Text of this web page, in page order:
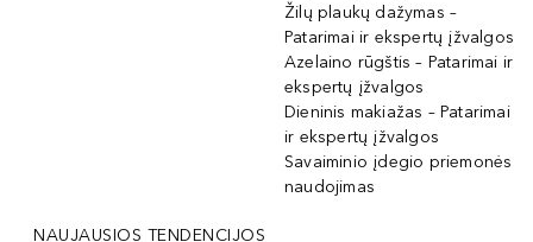
Žilų plaukų dažymas –
Patarimai ir ekspertų įžvalgos
Azelaino rūgštis – Patarimai ir
ekspertų įžvalgos
Dieninis makiažas – Patarimai
ir ekspertų įžvalgos
Savaiminio įdegio priemonės
naudojimas
NAUJAUSIOS TENDENCIJOS